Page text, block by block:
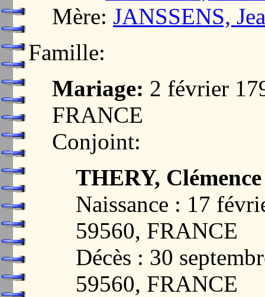
Mère: JANSSENS,
Famille:
Mariage: 2 février
FRANCE
Conjoint:
THERY, Clémence
Naissance : 17
59560, FRANCE
Décès : 30
59560, FRANCE